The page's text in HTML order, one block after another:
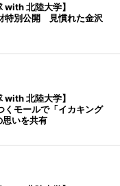
with 北陸大学】
別公開 見慣れた金沢
with 北陸大学】
モールで「イカキング
いを共有